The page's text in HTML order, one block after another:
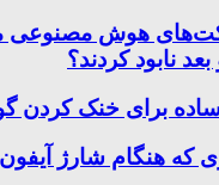
هوش مصنوعی
نابود کردند؟
ساده برای خنک کردن
که هنگام شارژ آیفون